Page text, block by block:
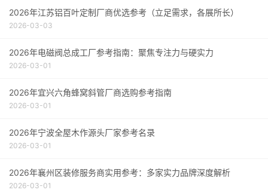
2026年江苏铝百叶定制厂商优选参考（立足需求，各展所长）
2026-03-03
2026年电磁阀总成工厂参考指南：聚焦专注力与硬实力
2026-03-01
2026年宜兴六角蜂窝斜管厂商选购参考指南
2026-03-01
2026年宁波全屋木作源头厂家参考名录
2026-03-01
2026年襄州区装修服务商实用参考：多家实力品牌深度解析
2026-03-01